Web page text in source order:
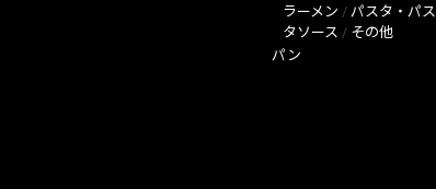
ラーメン / パスタ・パス
タソース / その他
パン